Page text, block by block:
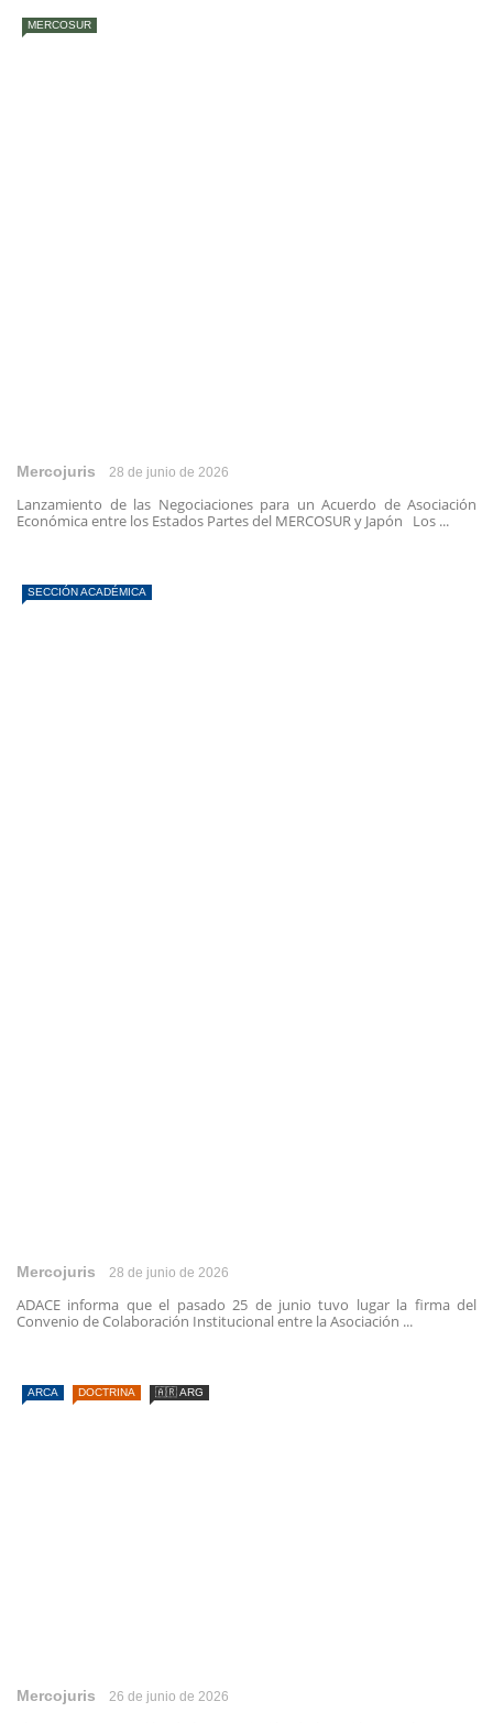
MERCOSUR
Mercojuris 28 de junio de 2026
Lanzamiento de las Negociaciones para un Acuerdo de Asociación
Económica entre los Estados Partes del MERCOSUR y Japón Los ...
SECCIÓN ACADÉMICA
Mercojuris 28 de junio de 2026
ADACE informa que el pasado 25 de junio tuvo lugar la firma del
Convenio de Colaboración Institucional entre la Asociación ...
ARCA DOCTRINA 🇦🇷 ARG
Mercojuris 26 de junio de 2026